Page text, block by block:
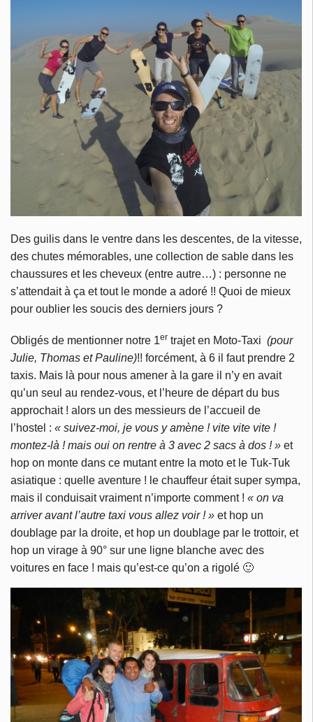
Des guilis dans le ventre dans les descentes, de la vitesse,
des chutes mémorables, une collection de sable dans les
chaussures et les cheveux (entre autre…) : personne ne
s’attendait à ça et tout le monde a adoré !! Quoi de mieux
pour oublier les soucis des derniers jours ?
Obligés de mentionner notre 1er trajet en Moto-Taxi (pour
Julie, Thomas et Pauline)!! forcément, à 6 il faut prendre 2
taxis. Mais là pour nous amener à la gare il n’y en avait
qu’un seul au rendez-vous, et l’heure de départ du bus
approchait ! alors un des messieurs de l’accueil de
l’hostel : « suivez-moi, je vous y amène ! vite vite vite !
montez-là ! mais oui on rentre à 3 avec 2 sacs à dos ! » et
hop on monte dans ce mutant entre la moto et le Tuk-Tuk
asiatique : quelle aventure ! le chauffeur était super sympa,
mais il conduisait vraiment n’importe comment ! « on va
arriver avant l’autre taxi vous allez voir ! » et hop un
doublage par la droite, et hop un doublage par le trottoir, et
hop un virage à 90° sur une ligne blanche avec des
voitures en face ! mais qu’est-ce qu’on a rigolé 🙂